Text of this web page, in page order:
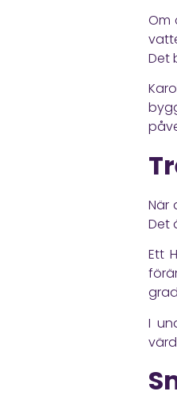
Om
Det
När
Det
Ett
I